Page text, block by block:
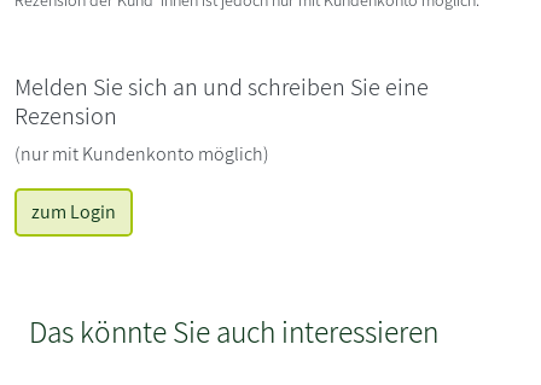
Melden Sie sich an und schreiben Sie eine
Rezension
(nur mit Kundenkonto möglich)
zum Login
Das könnte Sie auch interessieren